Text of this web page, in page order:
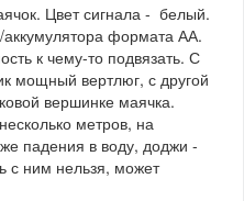
Цвет сигнала - белый.
аккумулятора формата АА.
к чему-то подвязать. С
мощный вертлюг, с другой
вершинке маячка.
метров, на
падения в воду, доджи -
с ним нельзя, может